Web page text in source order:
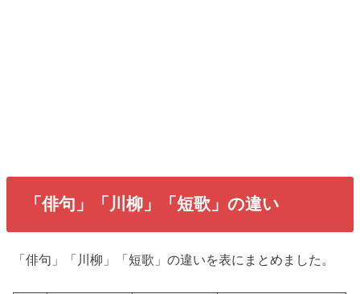
「俳句」「川柳」「短歌」の違い
「俳句」「川柳」「短歌」の違いを表にまとめました。